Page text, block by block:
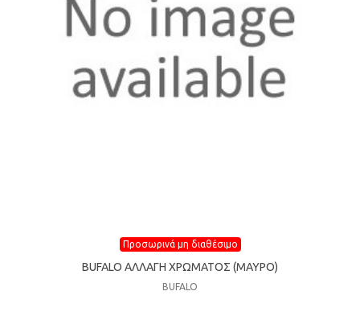
Προσωρινά μη διαθέσιμο
BUFALO ΑΛΛΑΓΗ ΧΡΩΜΑΤΟΣ (ΜΑΥΡΟ)
BUFALO